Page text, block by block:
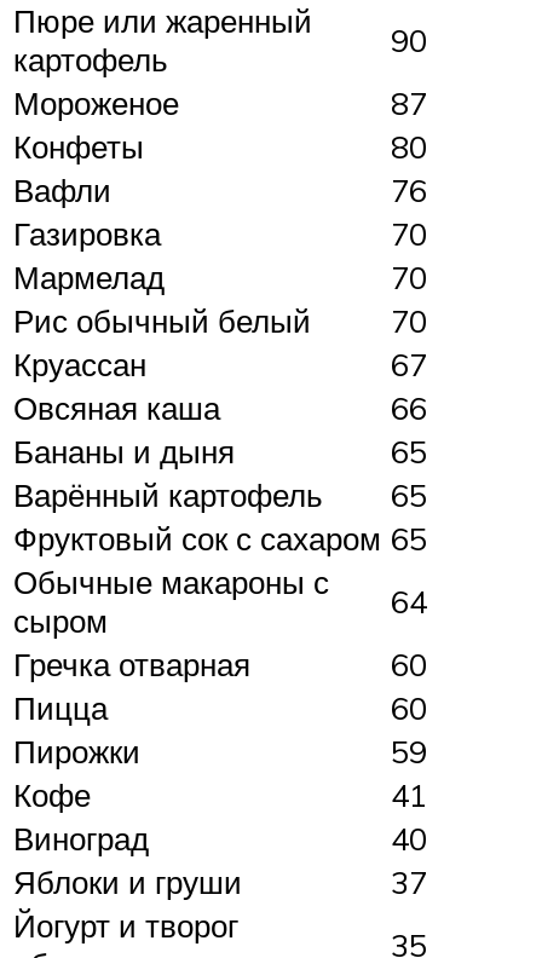
Пюре или жаренный
картофель
90
Мороженое
87
Конфеты
80
Вафли
76
Газировка
70
Мармелад
70
Рис обычный белый
70
Круассан
67
Овсяная каша
66
Бананы и дыня
65
Варённый картофель
65
Фруктовый сок с сахаром 65
Обычные макароны с
сыром
64
Гречка отварная
60
Пицца
60
Пирожки
59
Кофе
41
Виноград
40
Яблоки и груши
37
Йогурт и творог
35